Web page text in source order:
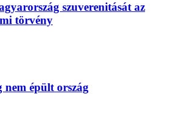
szuverenitását az
törvény
nem épült ország